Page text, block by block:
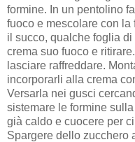
formine. In un pentolino
fuoco e mescolare con
il succo, qualche foglia
crema suo fuoco e
lasciare raffreddare.
incorporarli alla crema
Versarla nei gusci
sistemare le formine
già caldo e cuocere per
Spargere dello zucchero